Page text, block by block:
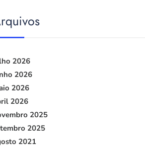
2026
2026
2026
2026
2025
2025
2021